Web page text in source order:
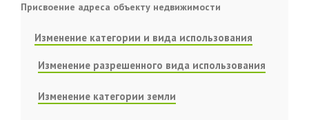
Присвоение адреса объекту недвижимости
Изменение категории и вида использования
Изменение разрешенного вида использования
Изменение категории земли